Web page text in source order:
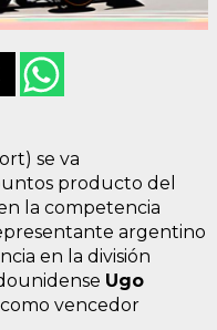
se va
producto del
la competencia
argentino
en la división
Ugo
vencedor